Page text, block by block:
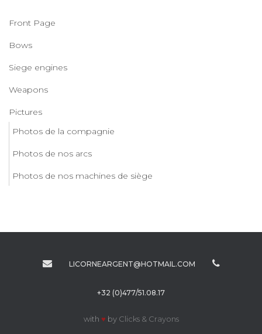
Front Page
Bows
Siege engines
Weapons
Pictures
Photos de la compagnie
Photos de nos arcs
Photos de nos machines de siège
LICORNEARGENT@HOTMAIL.COM
+32 (0)477/51.08.17
with ♥ by Clicks & Crayons